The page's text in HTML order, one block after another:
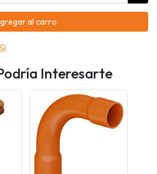
al carro
Interesarte